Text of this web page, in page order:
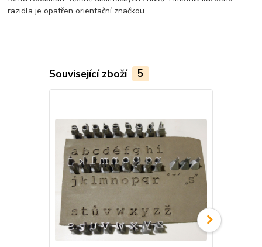
razidla je opatřen orientační značkou.
Související zboží 5